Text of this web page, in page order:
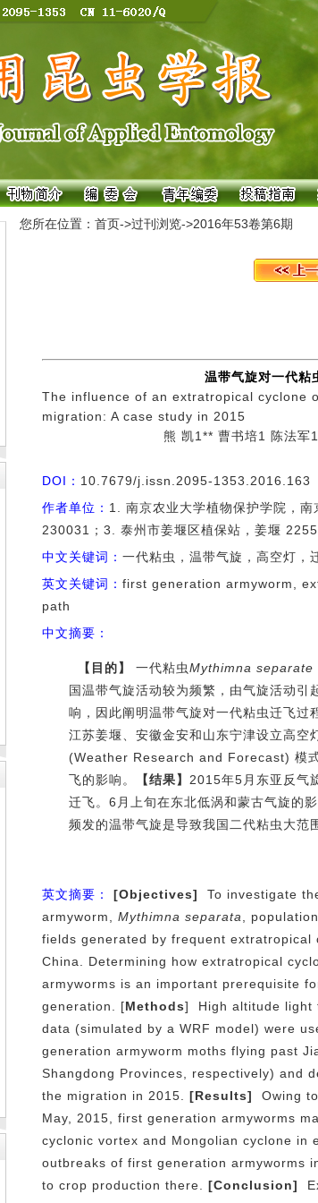
您所在位置： 首页->过刊浏览->2016年53卷第6期
温带气旋对一代粘
The influence of an extratropical cyclone
migration: A case study in 2015
熊 凯1** 曹书培1 陈法军
DOI： 10.7679/j.issn.2095-1353.2016.163
作者单位： 1. 南京农业大学植物保护学院，
230031；3. 泰州市姜堰区植保站，姜堰
中文关键词： 一代粘虫，温带气旋，高空灯，
英文关键词： first generation armyworm,
path
中文摘要：
【目的】 一代粘虫Mythimnaseparate
国温带气旋活动较为频繁，由气旋活动
响，因此阐明温带气旋对一代粘虫迁飞过
江苏姜堰、安徽金安和山东宁津设立高
(Weather Research and Forecast)模
飞的影响。
【结果】 2015年5 月东亚反气
迁飞。6 月上旬在东北低涡和蒙古气旋的
频发的温带气旋是导致我国二代粘虫大范
英文摘要： [Objectives]
To investigate
armyworm, Mythimna separata
,
fields generated by frequent
China. Determining how extratropical
armyworms is an important prerequisite
generation. [Methods]
High altitude light
data (simulated by a WRF model) were
generation armyworm moths flying past
Shangdong Provinces, respectively) and
the migration in 2015. [Results] Owing
May, 2015, first generation armyworms
cyclonic vortex and Mongolian cyclone in
outbreaks of first generation armyworms
to crop production there.
[Conclusion]